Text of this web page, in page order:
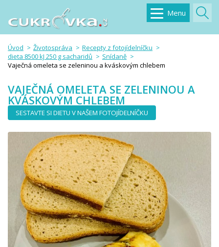
Menu
Úvod Životospráva
Recepty z fotojídelníčku
dieta 8500 kJ 250 g sacharidů
Snídaně
Vaječná omeleta se zeleninou a kváskovým chlebem
VAJEČNÁ OMELETA SE ZELENINOU A
KVÁSKOVÝM CHLEBEM
SESTAVTE SI DIETU V NAŠEM FOTOJÍDELNÍČKU